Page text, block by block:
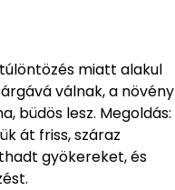
miatt alakul
válnak, a növény
büdös lesz. Megoldás:
át friss, száraz
gyökereket, és